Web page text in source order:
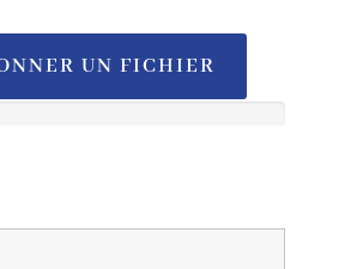
UN FICHIER